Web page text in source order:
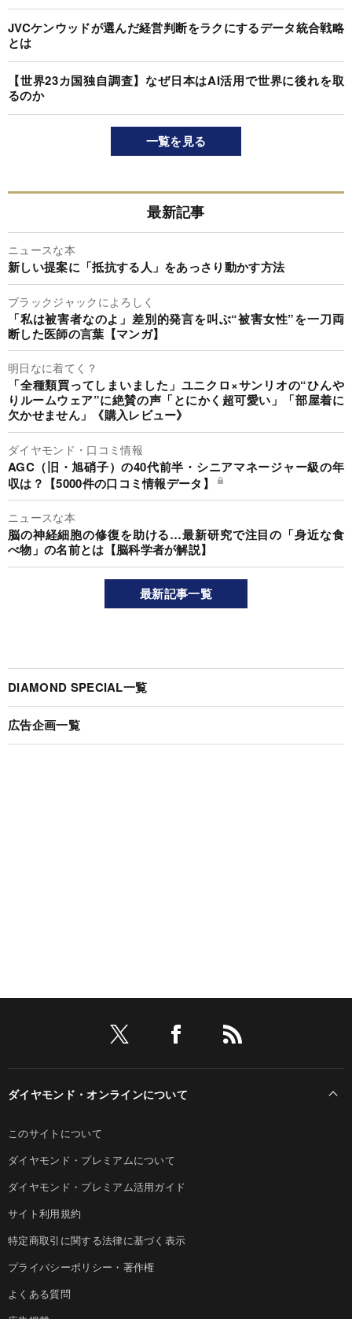
JVCケンウッドが選んだ経営判断をラクにするデータ統合戦略
とは
【世界23カ国独自調査】なぜ日本はAI活用で世界に後れを取
るのか
一覧を見る
最新記事
ニュースな本
新しい提案に「抵抗する人」をあっさり動かす方法
ブラックジャックによろしく
「私は被害者なのよ」差別的発言を叫ぶ“被害女性”を一刀両
断した医師の言葉【マンガ】
明日なに着てく？
「全種類買ってしまいました」ユニクロ×サンリオの“ひんや
りルームウェア”に絶賛の声「とにかく超可愛い」「部屋着に
欠かせません」《購入レビュー》
ダイヤモンド・口コミ情報
AGC（旧・旭硝子）の40代前半・シニアマネージャー級の年
収は？【5000件の口コミ情報データ】
ニュースな本
脳の神経細胞の修復を助ける…最新研究で注目の「身近な食
べ物」の名前とは【脳科学者が解説】
最新記事一覧
DIAMOND SPECIAL一覧
広告企画一覧
ダイヤモンド・オンラインについて
このサイトについて
ダイヤモンド・プレミアムについて
ダイヤモンド・プレミアム活用ガイド
サイト利用規約
特定商取引に関する法律に基づく表示
プライバシーポリシー・著作権
よくある質問